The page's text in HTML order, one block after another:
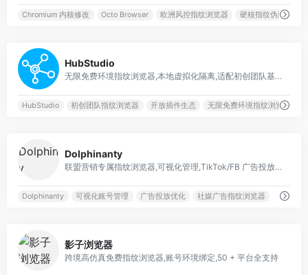
Chromium 内核修改 Octo Browser 欧洲风控指纹浏览器 硬核指纹伪装
HubStudio
无限免费环境指纹浏览器,本地虚拟化隔离,适配初创团队基础防关联
HubStudio 初创团队指纹浏览器 开放插件生态 无限免费环境指纹浏览器
Dolphinanty
联盟营销专属指纹浏览器,可视化管理,TikTok/FB 广告投放深度优化
Dolphinanty 可视化账号管理 广告投放优化 社媒广告指纹浏览器
影子浏览器
跨境高仿真免费指纹浏览器,账号环境绑定,50 + 平台全支持